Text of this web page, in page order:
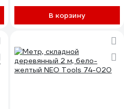
В корзину